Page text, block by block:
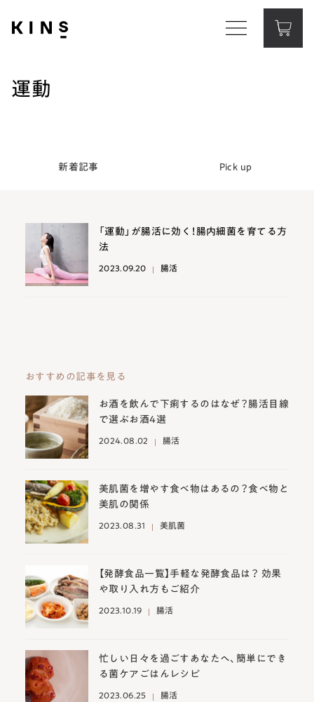
運動
新着記事 Pick up
2023.09.20 腸活
「運動」が腸活に効く！腸内細菌を育てる方
法
おすすめの記事を見る
お酒を飲んで下痢するのはなぜ？腸活目線
で選ぶお酒4選
2024.08.02 腸活
美肌菌を増やす食べ物はあるの？食べ物と
美肌の関係
2023.08.31 美肌菌
【発酵食品一覧】手軽な発酵食品は？ 効果
や取り入れ方もご紹介
2023.10.19 腸活
忙しい日々を過ごすあなたへ、簡単にでき
る菌ケアごはんレシピ
2023.06.25 腸活